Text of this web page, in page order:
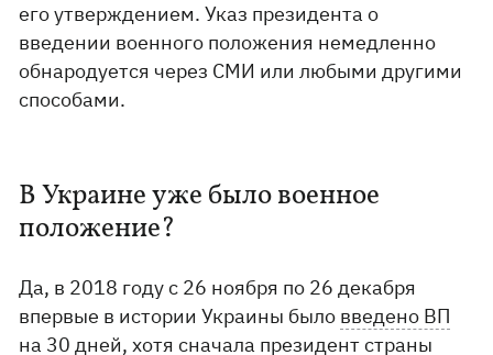
его утверждением. Указ президента о
введении военного положения немедленно
обнародуется через СМИ или любыми другими
способами.
В Украине уже было военное
положение?
Да, в 2018 году с 26 ноября по 26 декабря
впервые в истории Украины было введено ВП
на 30 дней, хотя сначала президент страны